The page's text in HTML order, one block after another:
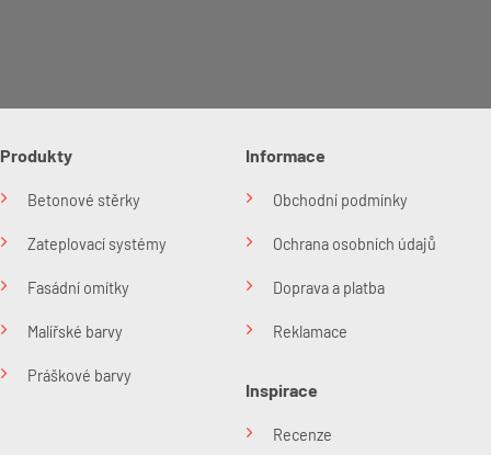
Produkty
Betonové stěrky
Zateplovací systémy
Fasádní omítky
Malířské barvy
Práškové barvy
Informace
Obchodní podmínky
Ochrana osobních údajů
Doprava a platba
Reklamace
Inspirace
Recenze